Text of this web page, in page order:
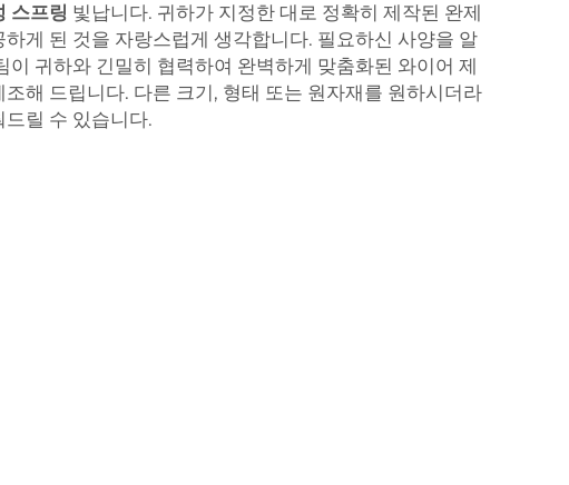
스프링 빛납니다. 귀하가 지정한 대로 정확히 제작된 완제
하게 된 것을 자랑스럽게 생각합니다. 필요하신 사양을 알
이 귀하와 긴밀히 협력하여 완벽하게 맞춤화된 와이어 제
조해 드립니다. 다른 크기, 형태 또는 원자재를 원하시더라
릴 수 있습니다.